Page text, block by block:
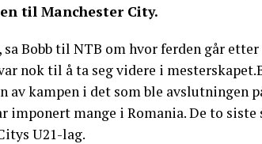
til Manchester City.
sa Bobb til NTB om hvor ferden går
nok til å ta seg videre i
kampen i det som ble avslutningen
imponert mange i Romania. De to
U21-lag.